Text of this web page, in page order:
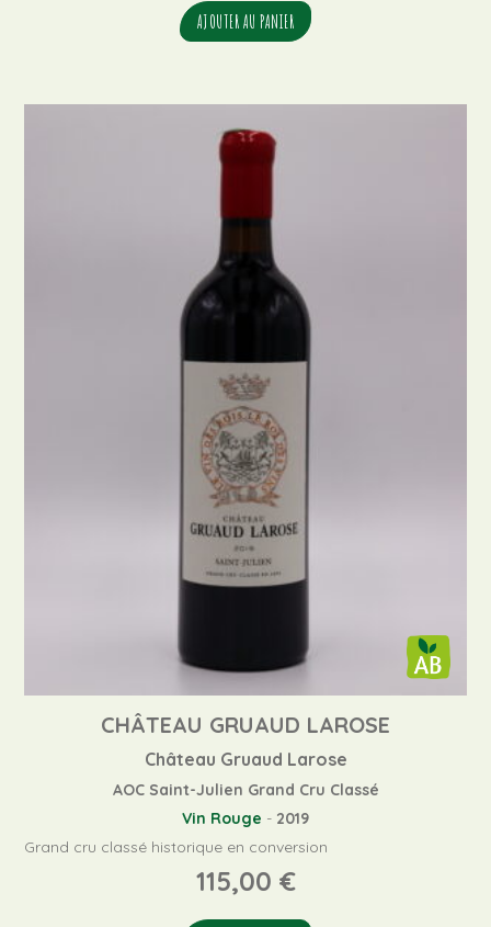
AJOUTER AU PANIER
CHÂTEAU GRUAUD LAROSE
Château Gruaud Larose
AOC Saint-Julien Grand Cru Classé
Vin Rouge - 2019
Grand cru classé historique en conversion
115,00 €